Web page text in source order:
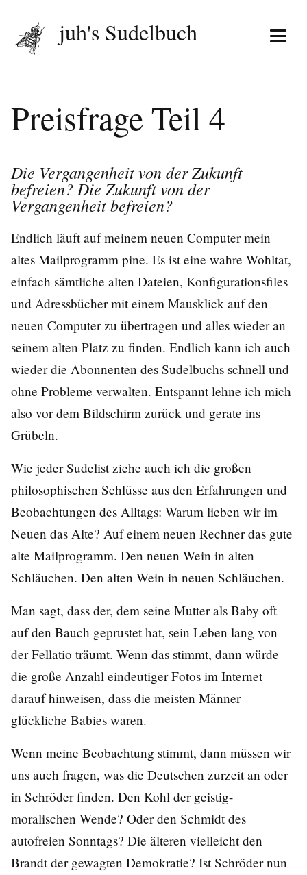
Menü
juh's Sudelbuch
Preisfrage Teil 4
Die Vergangenheit von der Zukunft
befreien? Die Zukunft von der
Vergangenheit befreien?
Endlich läuft auf meinem neuen Computer mein
altes Mailprogramm pine. Es ist eine wahre Wohltat,
einfach sämtliche alten Dateien, Konfigurationsfiles
und Adressbücher mit einem Mausklick auf den
neuen Computer zu übertragen und alles wieder an
seinem alten Platz zu finden. Endlich kann ich auch
wieder die Abonnenten des Sudelbuchs schnell und
ohne Probleme verwalten. Entspannt lehne ich mich
also vor dem Bildschirm zurück und gerate ins
Grübeln.
Wie jeder Sudelist ziehe auch ich die großen
philosophischen Schlüsse aus den Erfahrungen und
Beobachtungen des Alltags: Warum lieben wir im
Neuen das Alte? Auf einem neuen Rechner das gute
alte Mailprogramm. Den neuen Wein in alten
Schläuchen. Den alten Wein in neuen Schläuchen.
Man sagt, dass der, dem seine Mutter als Baby oft
auf den Bauch geprustet hat, sein Leben lang von
der Fellatio träumt. Wenn das stimmt, dann würde
die große Anzahl eindeutiger Fotos im Internet
darauf hinweisen, dass die meisten Männer
glückliche Babies waren.
Wenn meine Beobachtung stimmt, dann müssen wir
uns auch fragen, was die Deutschen zurzeit an oder
in Schröder finden. Den Kohl der geistig-
moralischen Wende? Oder den Schmidt des
autofreien Sonntags? Die älteren vielleicht den
Brandt der gewagten Demokratie? Ist Schröder nun